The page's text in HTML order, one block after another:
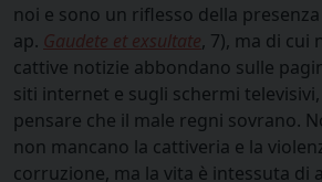
noi e sono un riflesso della
ap. Gaudete et exsultate, 7), ma di cui
cattive notizie abbondano sulle
siti internet e sugli schermi
pensare che il male regni sovrano.
non mancano la cattiveria e la
corruzione, ma la vita è intessuta di